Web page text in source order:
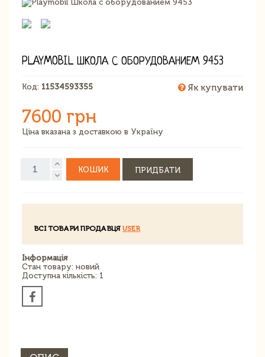
PLAYMOBIL ШКОЛА С ОБОРУДОВАНИЕМ 9453
Код: 11534593355 Як купувати
7600 грн
Ціна вказана з доставкою в Україну
КОШИК ПРИДБАТИ
ВСІ ТОВАРИ ПРОДАВЦЯ USER
Інформація
Стан товару: новий
Доступна кількість: 1